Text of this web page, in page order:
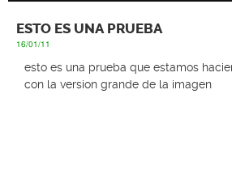
ESTO ES UNA PRUEBA
16/01/11
esto es una prueba que estamos
con la version grande de la imagen